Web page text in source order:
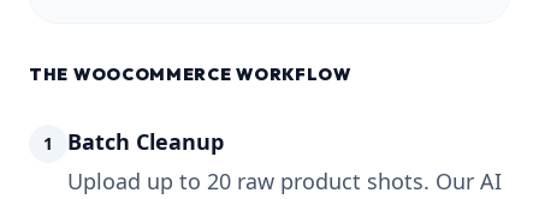
THE WOOCOMMERCE WORKFLOW
1
Batch Cleanup
Upload up to 20 raw product shots. Our AI